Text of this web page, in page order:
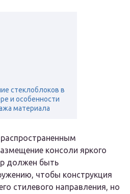
стеклоблоков в
и особенности
материала
консоли яркого
должен быть
чтобы конструкция
стилевого направления, но